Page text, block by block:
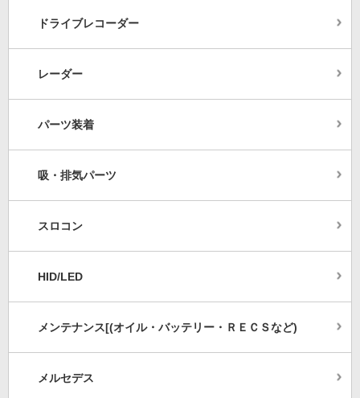
ドライブレコーダー
レーダー
パーツ装着
吸・排気パーツ
スロコン
HID/LED
メンテナンス[(オイル・バッテリー・ＲＥＣＳなど)
メルセデス